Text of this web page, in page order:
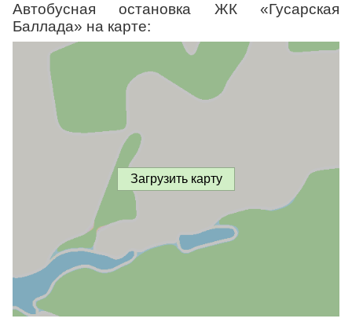
Автобусная остановка ЖК «Гусарская
Баллада» на карте:
Загрузить карту